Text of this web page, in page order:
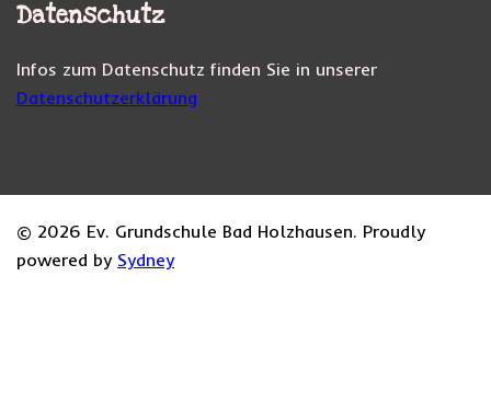
Datenschutz
Infos zum Datenschutz finden Sie in unserer
Datenschutzerklärung
© 2026 Ev. Grundschule Bad Holzhausen. Proudly
powered by Sydney